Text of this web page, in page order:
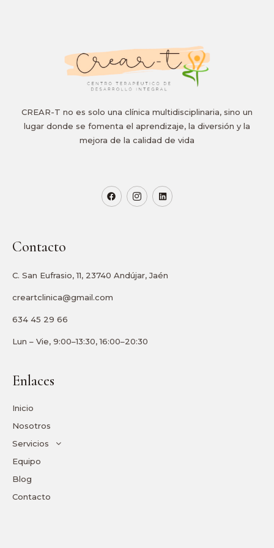
CREAR-T no es solo una clínica multidisciplinaria, sino un
lugar donde se fomenta el aprendizaje, la diversión y la
mejora de la calidad de vida
Contacto
C. San Eufrasio, 11, 23740 Andújar, Jaén
creartclinica@gmail.com
634 45 29 66
Lun – Vie, 9:00–13:30, 16:00–20:30
Enlaces
Inicio
Nosotros
Servicios
Equipo
Blog
Contacto